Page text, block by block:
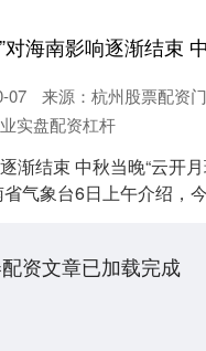
07
来源：杭州股票配资
实盘配资杠杆
渐结束 中秋当晚“云开
气象台6日上午介绍，
资文章已加载完成